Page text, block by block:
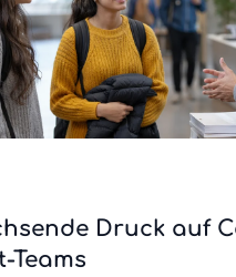
Druck auf
Teams